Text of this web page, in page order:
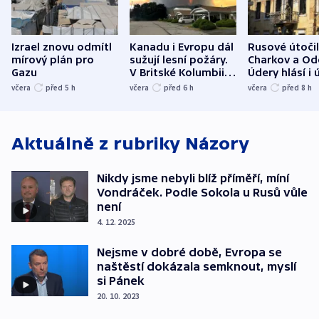
Izrael znovu odmítl
mírový plán pro
Gazu
včera před 5 h
Kanadu i Evropu dál
sužují lesní požáry.
V Britské Kolumbii
evakuovali tisíce lidí
včera před 6 h
Rusové
Charkov a
Údery hlásí i
Bělgorodu
včera před 8 h
Aktuálně z rubriky Názory
Nikdy jsme nebyli blíž příměří, míní
Vondráček. Podle Sokola u Rusů vůle
není
4. 12. 2025
Nejsme v dobré době, Evropa se
naštěstí dokázala semknout, myslí
si Pánek
20. 10. 2023